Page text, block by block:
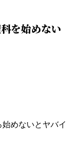
を始めない
めないとヤバイ